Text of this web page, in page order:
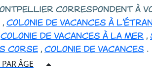
correspondent à
,colonie de vacances à
colonie de vacances à la mer ,
corse ,colonie de vacances .
ÂGE